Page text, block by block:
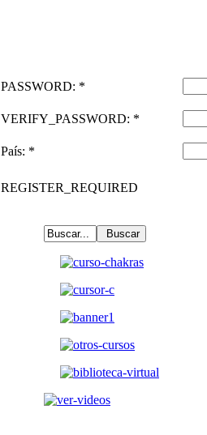
PASSWORD: *
VERIFY_PASSWORD: *
País: *
REGISTER_REQUIRED